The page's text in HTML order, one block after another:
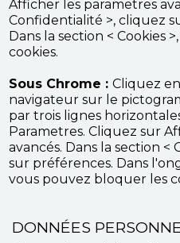
Afficher les parametres
Confidentialité >, cliquez
Dans la section < Cookies
cookies.
Sous Chrome : Cliquez
navigateur sur le
par trois lignes
Parametres. Cliquez sur
avancés. Dans la section
sur préférences. Dans
vous pouvez bloquer les
DONNÉES